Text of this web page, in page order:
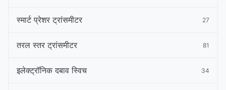
स्मार्ट प्रेशर ट्रांसमीटर 27
तरल स्तर ट्रांसमीटर 81
इलेक्ट्रॉनिक दबाव स्विच 34